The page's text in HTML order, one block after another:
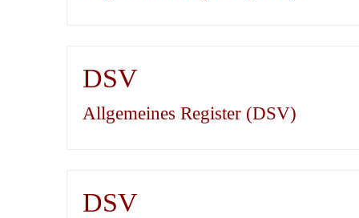
DSV
Allgemeines Register (DSV)
DSV